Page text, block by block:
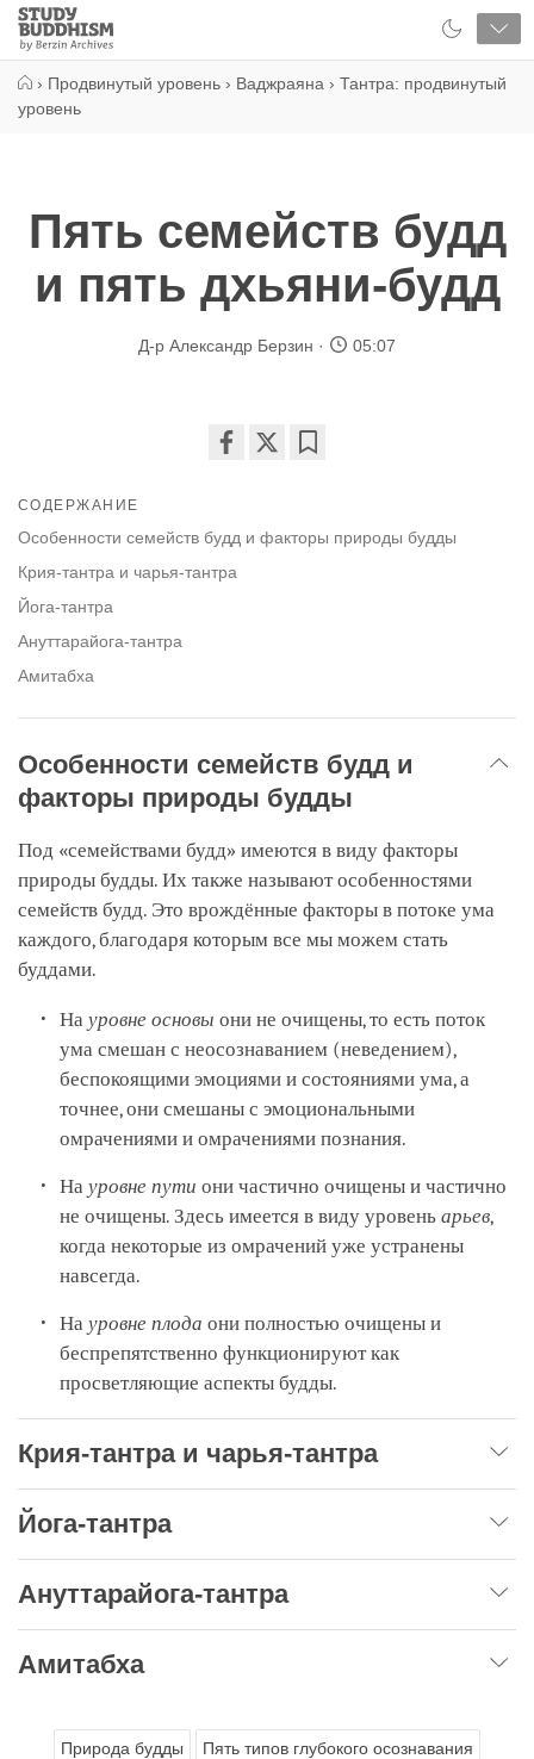
Close
Study
Buddhism
› Продвинутый уровень › Ваджраяна › Тантра: продвинутый
уровень
Пять семейств будд
и пять дхьяни-будд
Д-р Александр Берзин 05:07
facebook
СОДЕРЖАНИЕ
Особенности семейств будд и факторы природы будды
Крия-тантра и чарья-тантра
Йога-тантра
Ануттарайога-тантра
Амитабха
Особенности семейств будд и
факторы природы будды
Под «семействами будд» имеются в виду факторы
природы будды. Их также называют особенностями
семейств будд. Это врождённые факторы в потоке ума
каждого, благодаря которым все мы можем стать
буддами.
Науровне основы они не очищены, то есть поток
ума смешан с неосознаванием (неведением),
беспокоящими эмоциями и состояниями ума, а
точнее, они смешаны с эмоциональными
омрачениями и омрачениями познания.
Науровне пути они частично очищены и частично
не очищены. Здесь имеется в виду уровеньарьев,
когда некоторые из омрачений уже устранены
навсегда.
Науровне плода они полностью очищены и
беспрепятственно функционируют как
просветляющие аспекты будды.
Крия-тантра и чарья-тантра
Йога-тантра
Ануттарайога-тантра
Амитабха
Природа будды Пять типов глубокого осознавания